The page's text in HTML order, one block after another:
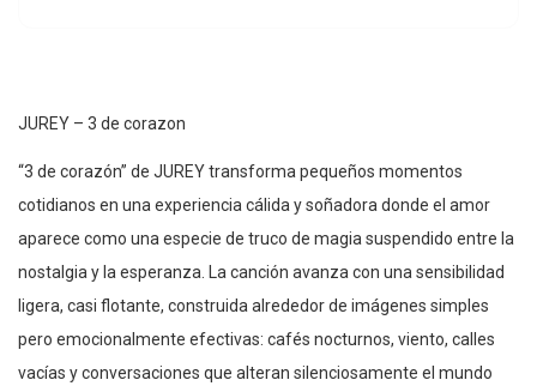
JUREY – 3 de corazon
“3 de corazón” de JUREY transforma pequeños momentos
cotidianos en una experiencia cálida y soñadora donde el amor
aparece como una especie de truco de magia suspendido entre la
nostalgia y la esperanza. La canción avanza con una sensibilidad
ligera, casi flotante, construida alrededor de imágenes simples
pero emocionalmente efectivas: cafés nocturnos, viento, calles
vacías y conversaciones que alteran silenciosamente el mundo